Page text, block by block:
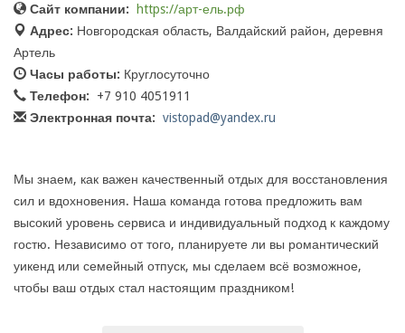
Сайт компании:
https://арт-ель.рф
Адрес: Новгородская область, Валдайский район, деревня
Артель
Часы работы: Круглосуточно
Телефон:
+7 910 4051911
Электронная почта: vistopad@yandex.ru
Мы знаем, как важен качественный отдых для восстановления
сил и вдохновения. Наша команда готова предложить вам
высокий уровень сервиса и индивидуальный подход к каждому
гостю. Независимо от того, планируете ли вы романтический
уикенд или семейный отпуск, мы сделаем всё возможное,
чтобы ваш отдых стал настоящим праздником!